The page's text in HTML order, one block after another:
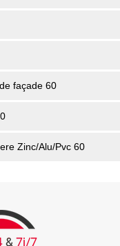
façade 60
Zinc/Alu/Pvc 60